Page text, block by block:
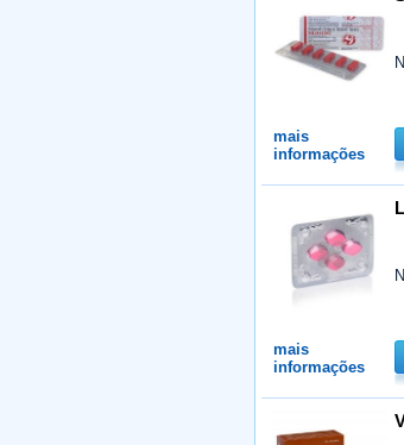
mais
informações
mais
informações